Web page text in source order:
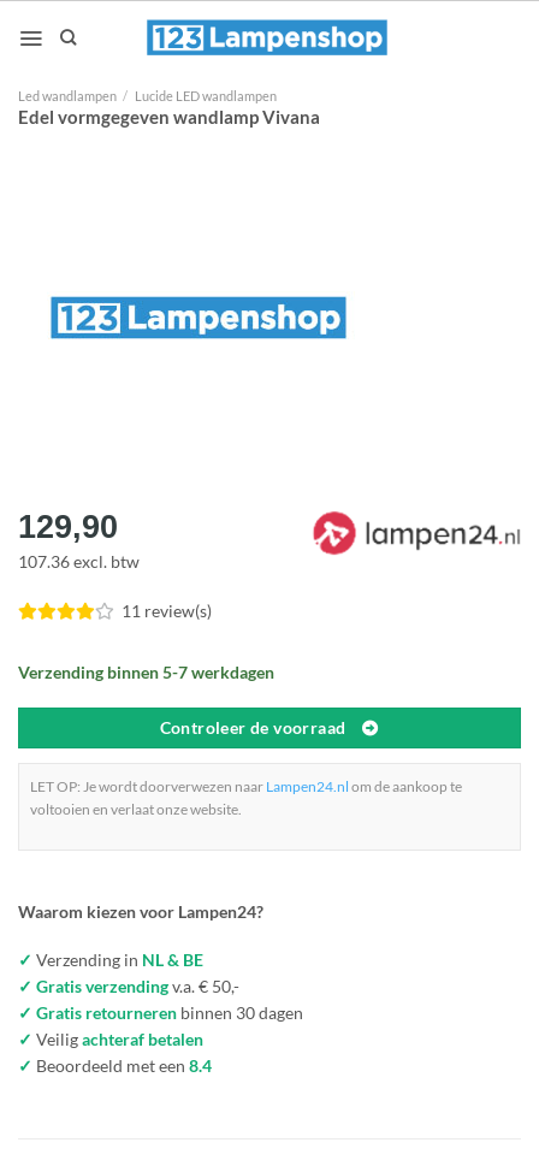
naar
Led wandlampen / Lucide LED wandlampen
Edel vormgegeven wandlamp Vivana
129,90
107.36 excl. btw
11 review(s)
Verzending binnen 5-7 werkdagen
Controleer de voorraad
LET OP: Je wordt doorverwezen naar Lampen24.nl om de aankoop te
voltooien en verlaat onze website.
Waarom kiezen voor Lampen24?
✓ Verzending in NL & BE
✓ Gratis verzendingv.a. € 50,-
✓ Gratis retourneren binnen 30 dagen
✓ Veiligachteraf betalen
✓ Beoordeeld met een 8.4